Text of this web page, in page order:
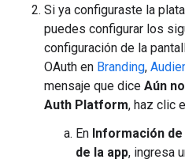
Si ya configuraste la
puedes configurar los
configuración de la
OAuth en Branding,
mensaje que dice Aún
Auth Platform, haz clic
En Información
de la app, ingresa